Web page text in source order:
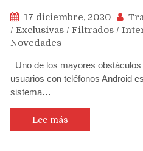
17 diciembre, 2020
/ Exclusivas / Filtrados /
Novedades
Uno de los mayores
usuarios con teléfonos Android
sistema…
Lee más